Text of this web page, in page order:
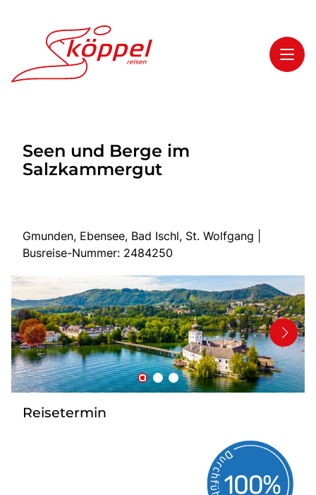
Highlights
Service
Mehrtagesreisen
Tagesreisen
Bus anmieten
Service
Kontakt
Seen und Berge im
Salzkammergut
Gmunden, Ebensee, Bad Ischl, St. Wolfgang |
Busreise-Nummer: 2484250
Reisetermin